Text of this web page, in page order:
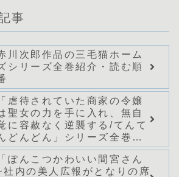
事
川次郎作品の三毛猫ホーム
シリーズ全巻紹介・読む順
「虐待されていた商家の令嬢
聖女の力を手に入れ、無自
に容赦なく逆襲する/てんて
どんどん」シリーズ全巻の
らすじ・感想
「ぽんこつかわいい間宮さん
社内の美人広報がとなりの席